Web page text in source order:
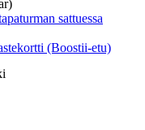
sattuessa
(Boostii-etu)